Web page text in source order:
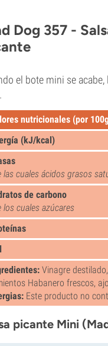
Dog 357 -
el bote mini se acabe,
nutricionales (por
(kJ/kcal)
las cuales ácidos grasos
de carbono
los cuales azúcares
Vinagre
Habanero frescos,
Este producto no
picante Mini